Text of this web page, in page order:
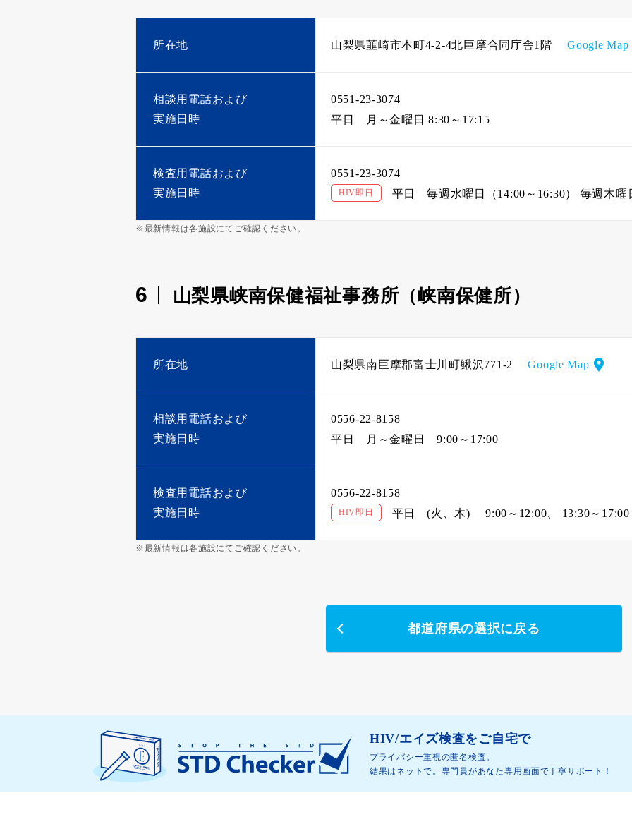
所在地 山梨県韮崎市本町4-2-4北巨摩合同庁舎1階Google Map
相談用電話および
実施日時
0551-23-3074
平日
月～金曜日 8:30～17:15
検査用電話および
実施日時
0551-23-3074
HIV即日 平日 毎週水曜日（14:00～16:30） 毎週木曜
※最新情報は各施設にてご確認ください。
6 山梨県峡南保健福祉事務所（峡南保健所）
所在地 山梨県南巨摩郡富士川町鰍沢771-2Google Map
相談用電話および
実施日時
0556-22-8158
平日
月～金曜日 9:00～17:00
検査用電話および
実施日時
0556-22-8158
HIV即日 平日 (火、木) 9:00～12:00、 13:30～17:00
※最新情報は各施設にてご確認ください。
都道府県の選択に戻る
HIV/エイズ検査をご自宅で
プライバシー重視の匿名検査。
結果はネットで。専門員があなた専用画面で丁寧サポート！